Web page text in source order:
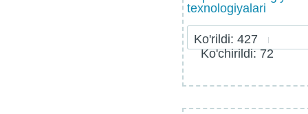
texnologiyalari
Ko'rildi: 427
Ko'chirildi: 72